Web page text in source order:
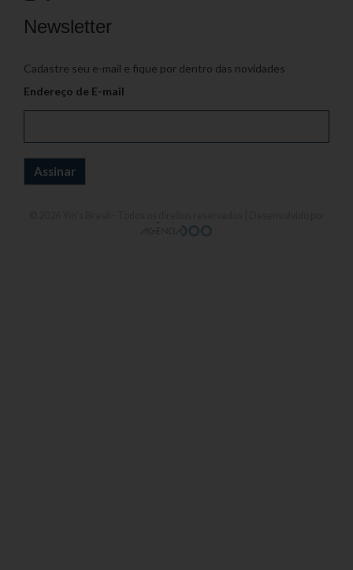
Newsletter
Cadastre seu e-mail e fique por dentro das novidades
Endereço de E-mail